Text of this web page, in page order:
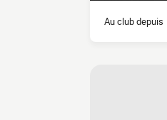
Au club depuis